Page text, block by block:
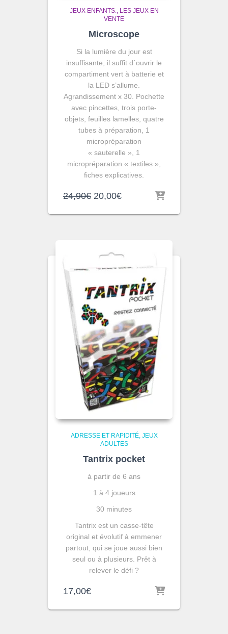
JEUX ENFANTS. LES JEUX EN
VENTE
Microscope
Si la lumière du jour est
insuffisante, il suffit d´ouvrir le
compartiment vert à batterie et
la LED s’allume.
Agrandissement x 30. Pochette
avec pincettes, trois porte-
objets, feuilles lamelles, quatre
tubes à préparation, 1
micropréparation
« sauterelle », 1
micropréparation « textiles »,
fiches explicatives.
24,90€ Le
initial
20,00€Le
actuel
ADRESSE ET RAPIDITÉ JEUX
ADULTES
Tantrix pocket
à partir de 6 ans
1 à 4 joueurs
30 minutes
Tantrix est un casse-tête
original et évolutif à emmener
partout, qui se joue aussi bien
seul ou à plusieurs. Prêt à
relever le défi ?
17,00€